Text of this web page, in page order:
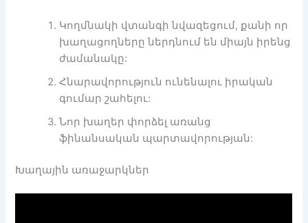
Կողմնակի վտանգի նվազեցում, քանի որ
խաղացողները ներդնում են միայն իրենց
ժամանակը:
Հնարավորություն ունենալու իրական
գումար շահելու:
Նոր խաղեր փորձել առանց
ֆինանսական պարտավորության:
Խաղային առաջարկներ